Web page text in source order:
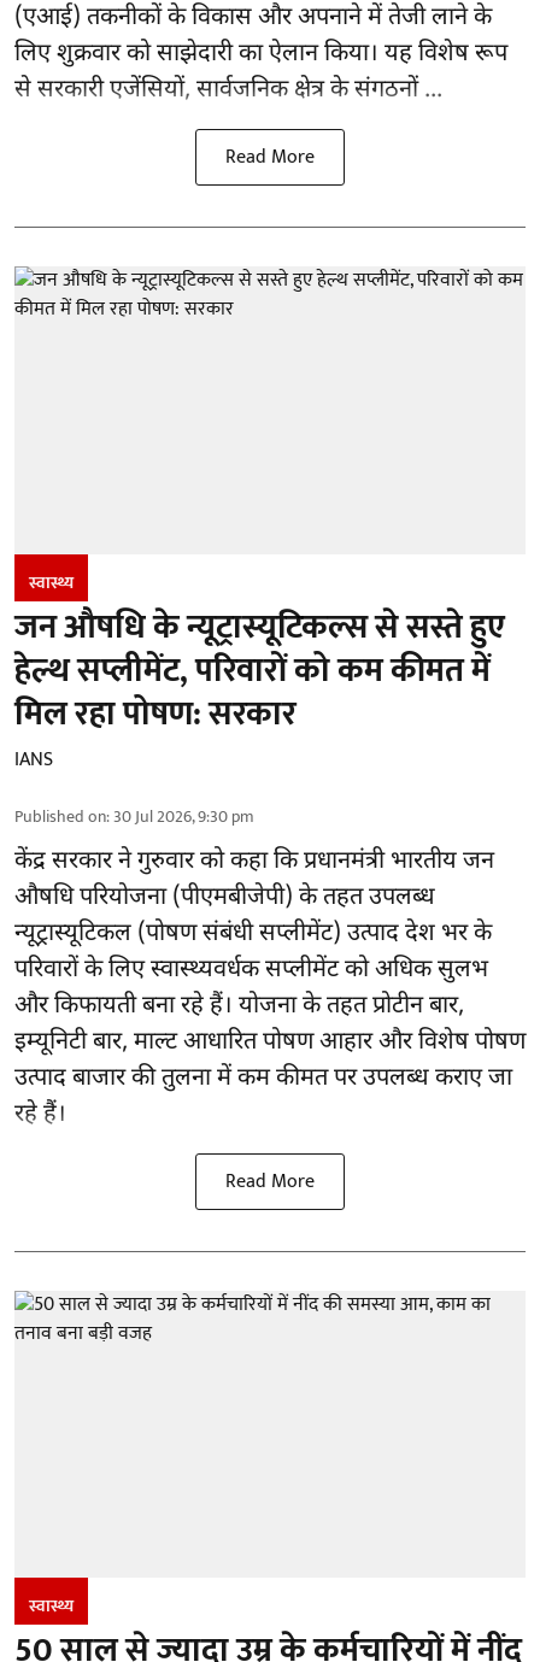
(एआई) तकनीकों के विकास और अपनाने में तेजी लाने के
लिए शुक्रवार को साझेदारी का ऐलान किया। यह विशेष रूप
से सरकारी एजेंसियों, सार्वजनिक क्षेत्र के संगठनों ...
Read More
स्वास्थ्य
जन औषधि के न्यूट्रास्यूटिकल्स से सस्ते हुए
हेल्थ सप्लीमेंट, परिवारों को कम कीमत में
मिल रहा पोषण: सरकार
IANS
Published on:30 Jul 2026, 9:30 pm
केंद्र सरकार ने गुरुवार को कहा कि प्रधानमंत्री भारतीय जन
औषधि परियोजना (पीएमबीजेपी) के तहत उपलब्ध
न्यूट्रास्यूटिकल (पोषण संबंधी सप्लीमेंट) उत्पाद देश भर के
परिवारों के लिए स्वास्थ्यवर्धक सप्लीमेंट को अधिक सुलभ
और किफायती बना रहे हैं। योजना के तहत प्रोटीन बार,
इम्यूनिटी बार, माल्ट आधारित पोषण आहार और विशेष पोषण
उत्पाद बाजार की तुलना में कम कीमत पर उपलब्ध कराए जा
रहे हैं।
Read More
स्वास्थ्य